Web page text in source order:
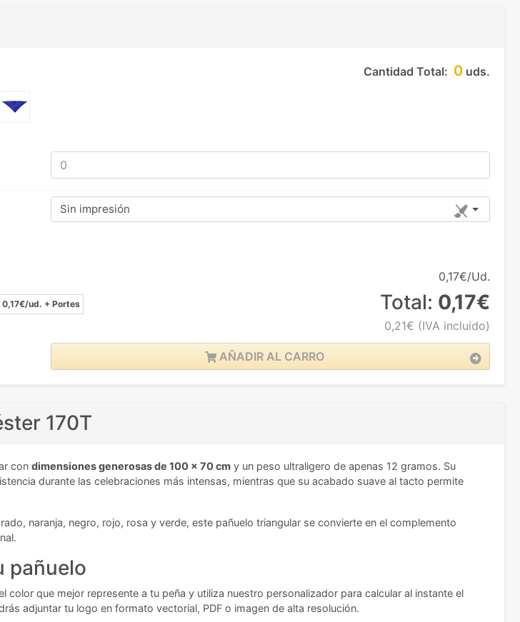
Cantidad Total: 0 uds.
Sin impresión
0,17€/ud. + Portes
0,17€/Ud.
Total: 0,17€
0,21€ (IVA incluido)
AÑADIR AL CARRO
170T
con dimensiones generosas de 100 x 70 cm y un peso ultraligero de apenas 12 gramos. Su
durante las celebraciones más intensas, mientras que su acabado suave al tacto permite
naranja, negro, rojo, rosa y verde, este pañuelo triangular se convierte en el complemento
pañuelo
que mejor represente a tu peña y utiliza nuestro personalizador para calcular al instante el
adjuntar tu logo en formato vectorial, PDF o imagen de alta resolución.